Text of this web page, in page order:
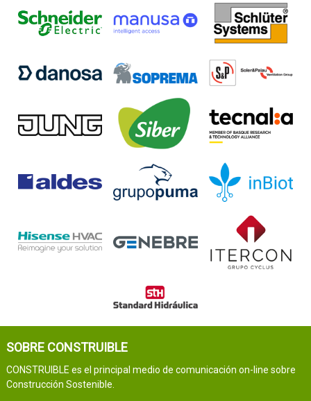
SOBRE CONSTRUIBLE
CONSTRUIBLE es el principal medio de comunicación on-line sobre
Construcción Sostenible.